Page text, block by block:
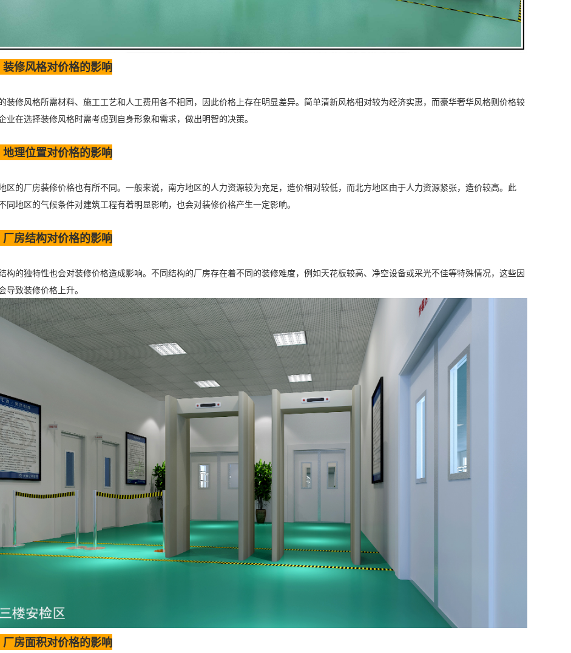
修风格对价格的影响
装修风格所需材料、施工工艺和人工费用各不相同，因此价格上存在明显差异。简单清新风格相对较为经济实惠，而豪华奢华风格则价格较
业在选择装修风格时需考虑到自身形象和需求，做出明智的决策。
地理位置对价格的影响
区的厂房装修价格也有所不同。一般来说，南方地区的人力资源较为充足，造价相对较低，而北方地区由于人力资源紧张，造价较高。此
同地区的气候条件对建筑工程有着明显影响，也会对装修价格产生一定影响。
厂房结构对价格的影响
构的独特性也会对装修价格造成影响。不同结构的厂房存在着不同的装修难度，例如天花板较高、净空设备或采光不佳等特殊情况，这些因
导致装修价格上升。
厂房面积对价格的影响